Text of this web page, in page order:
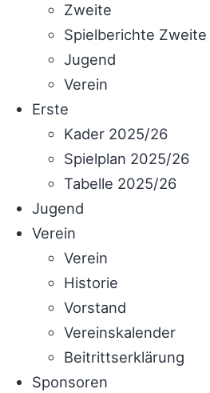
Zweite
Spielberichte Zweite
Jugend
Verein
Erste
Kader 2025/26
Spielplan 2025/26
Tabelle 2025/26
Jugend
Verein
Verein
Historie
Vorstand
Vereinskalender
Beitrittserklärung
Sponsoren